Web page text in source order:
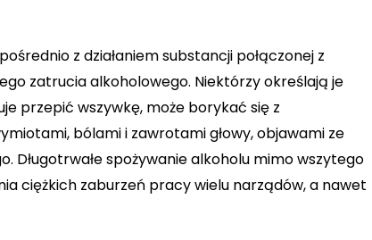
z działaniem substancji połączonej z
zatrucia alkoholowego. Niektórzy określają je
przepić wszywkę, może borykać się z
bólami i zawrotami głowy, objawami ze
Długotrwałe spożywanie alkoholu mimo wszytego
ciężkich zaburzeń pracy wielu narządów, a nawet